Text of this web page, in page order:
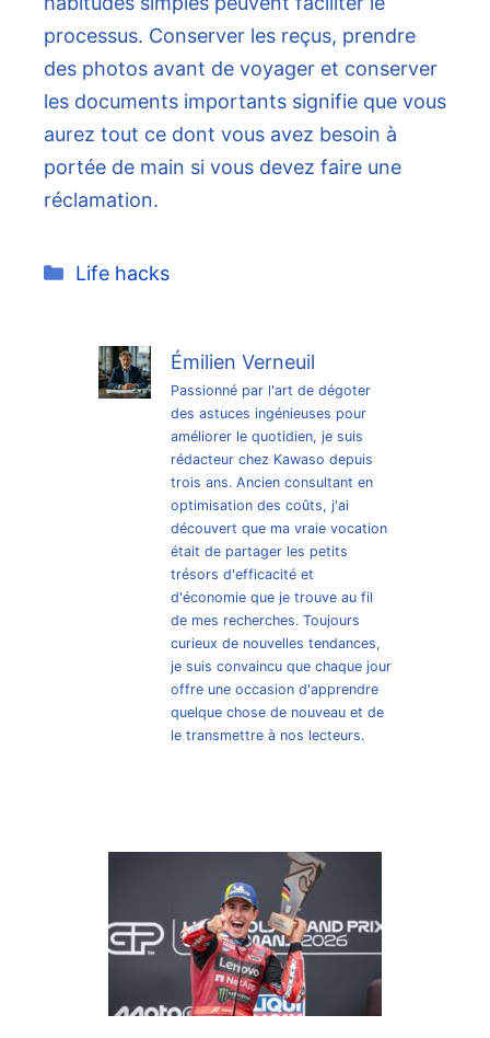
processus. Conserver les reçus, prendre
des photos avant de voyager et conserver
les documents importants signifie que vous
aurez tout ce dont vous avez besoin à
portée de main si vous devez faire une
réclamation.
Catégories
Life hacks
Émilien Verneuil
Passionné par l'art de dégoter
des astuces ingénieuses pour
améliorer le quotidien, je suis
rédacteur chez Kawaso depuis
trois ans. Ancien consultant en
optimisation des coûts, j'ai
découvert que ma vraie vocation
était de partager les petits
trésors d'efficacité et
d'économie que je trouve au fil
de mes recherches. Toujours
curieux de nouvelles tendances,
je suis convaincu que chaque jour
offre une occasion d'apprendre
quelque chose de nouveau et de
le transmettre à nos lecteurs.